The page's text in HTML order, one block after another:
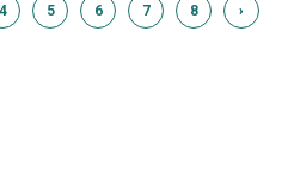
4 5 6 7 8 ›